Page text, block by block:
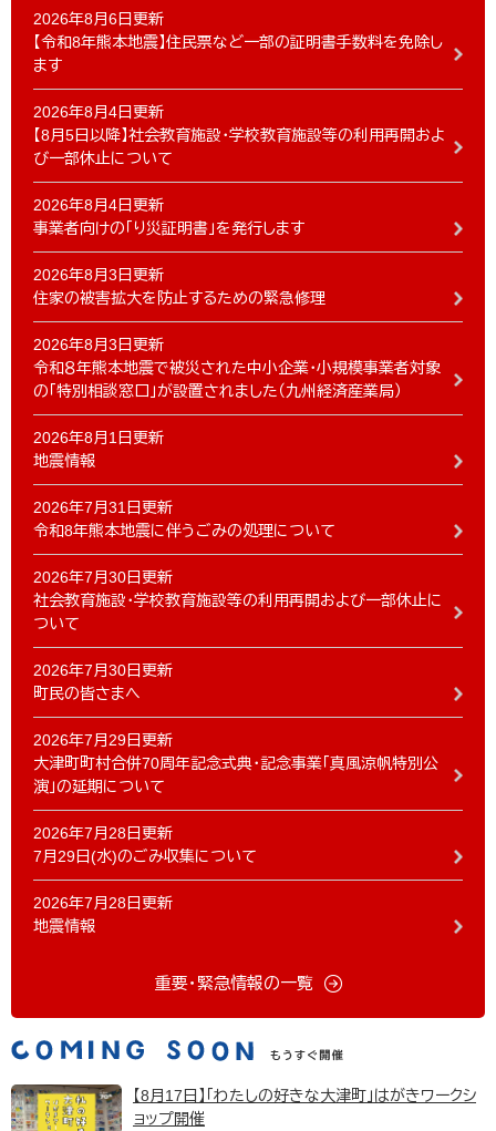
2026年8月6日更新
【令和8年熊本地震】住民票など一部の証明書手数料を免除し
ます
2026年8月4日更新
【8月5日以降】社会教育施設・学校教育施設等の利用再開およ
び一部休止について
2026年8月4日更新
事業者向けの「り災証明書」を発行します
2026年8月3日更新
住家の被害拡大を防止するための緊急修理
2026年8月3日更新
令和８年熊本地震で被災された中小企業・小規模事業者対象
の「特別相談窓口」が設置されました（九州経済産業局）
2026年8月1日更新
地震情報
2026年7月31日更新
令和8年熊本地震に伴うごみの処理について
2026年7月30日更新
社会教育施設・学校教育施設等の利用再開および一部休止に
ついて
2026年7月30日更新
町民の皆さまへ
2026年7月29日更新
大津町町村合併70周年記念式典・記念事業「真風涼帆特別公
演」の延期について
2026年7月28日更新
7月29日(水)のごみ収集について
2026年7月28日更新
地震情報
重要・緊急情報の一覧
【8月17日】「わたしの好きな大津町」はがきワークシ
ョップ開催